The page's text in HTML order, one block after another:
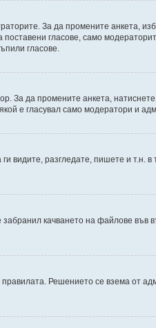
За да промените анкета,
гласове, само
гласове.
За да промените анкета,
е гласувал само модератори и
видите, разгледате, пишете и
качването на файлове във
Решението се взема от